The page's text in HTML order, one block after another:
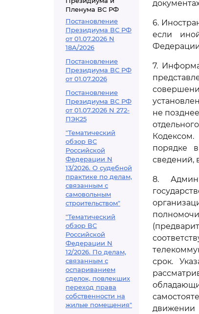
Пленума ВС РФ
Постановление
Президиума ВС РФ
от 01.07.2026 N
18А/2026
Постановление
Президиума ВС РФ
от 01.07.2026
Постановление
Президиума ВС РФ
от 01.07.2026 N 272-
ПЭК25
"Тематический
обзор ВС
Российской
Федерации N
13/2026. О судебной
практике по делам,
связанным с
самовольным
строительством"
"Тематический
обзор ВС
Российской
Федерации N
12/2026. По делам,
связанным с
оспариванием
сделок, повлекших
переход права
собственности на
жилые помещения"
6.
если
7.
не
порядке
сведений,
8.
срок.
движении